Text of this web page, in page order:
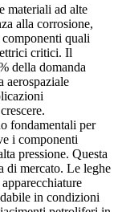
materiali ad alte
alla corrosione,
quali
critici. Il
della domanda
aerospaziale
fondamentali per
i componenti
pressione. Questa
di mercato. Le leghe
in condizioni